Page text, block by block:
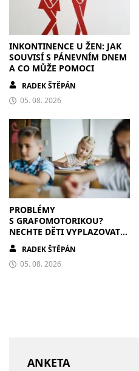
INKONTINENCE U ŽEN: JAK
SOUVISÍ S PÁNEVNÍM DNEM
A CO MŮŽE POMOCI
RADEK ŠTĚPÁN
05. 08. 2026
PROBLÉMY
S GRAFOMOTORIKOU?
NECHTE DĚTI VYPLAZOVAT
JAZYK A MALOVAT PO
ZDECHRADEK ŠTĚPÁN
05. 08. 2026
ANKETA